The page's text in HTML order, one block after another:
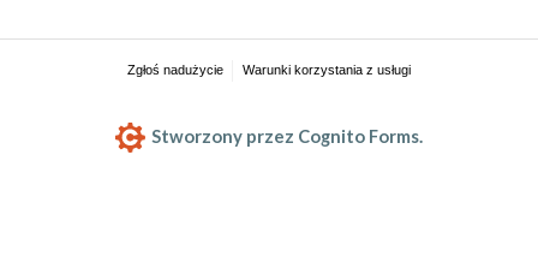
Zgłoś nadużycie Warunki korzystania z usługi
Stworzony przez Cognito Forms.